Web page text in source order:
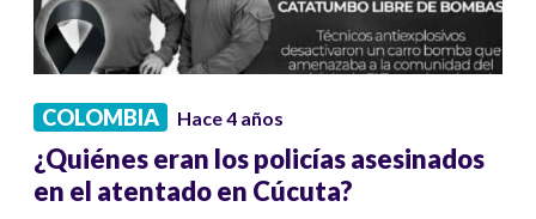
COLOMBIA Hace 4 años
¿Quiénes eran los policías asesinados
en el atentado en Cúcuta?